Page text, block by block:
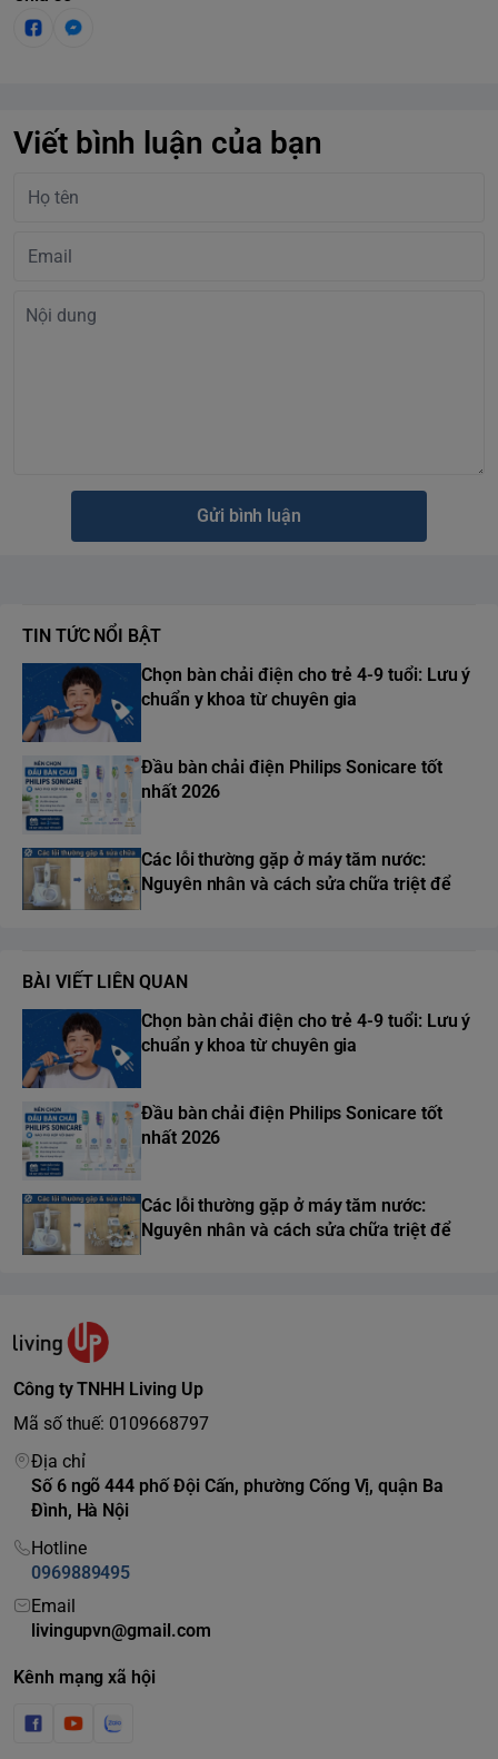
Viết bình luận của bạn
Gửi bình luận
TIN TỨC NỔI BẬT
Chọn bàn chải điện cho trẻ 4-9 tuổi: Lưu ý
chuẩn y khoa từ chuyên gia
Đầu bàn chải điện Philips Sonicare tốt
nhất 2026
Các lỗi thường gặp ở máy tăm nước:
Nguyên nhân và cách sửa chữa triệt để
BÀI VIẾT LIÊN QUAN
Chọn bàn chải điện cho trẻ 4-9 tuổi: Lưu ý
chuẩn y khoa từ chuyên gia
Đầu bàn chải điện Philips Sonicare tốt
nhất 2026
Các lỗi thường gặp ở máy tăm nước:
Nguyên nhân và cách sửa chữa triệt để
Công ty TNHH Living Up
Mã số thuế: 0109668797
Địa chỉ
Số 6 ngõ 444 phố Đội Cấn, phường Cống Vị, quận Ba
Đình, Hà Nội
Hotline
0969889495
Email
livingupvn@gmail.com
Kênh mạng xã hội